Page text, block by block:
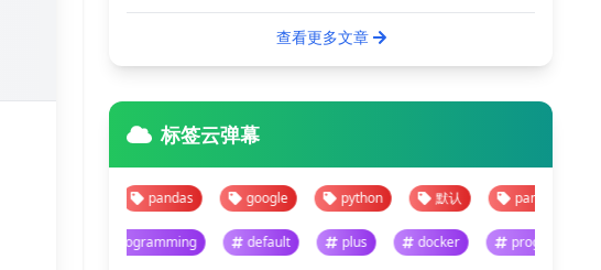
查看更多文章
标签云弹幕
pandas google python 默认 pandas
programming default plus docker